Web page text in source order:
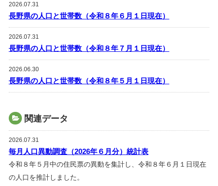
2026.07.31
長野県の人口と世帯数（令和８年６月１日現在）
2026.07.31
長野県の人口と世帯数（令和８年７月１日現在）
2026.06.30
長野県の人口と世帯数（令和８年５月１日現在）
関連データ
2026.07.31
毎月人口異動調査（2026年６月分）統計表
令和８年５月中の住民票の異動を集計し、令和８年６月１日現在
の人口を推計しました。